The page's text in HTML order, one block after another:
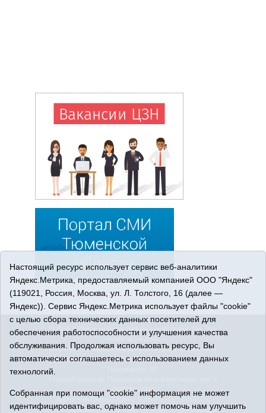
© 2026 Сетевое издание «Ишимская правда». 16+. Все
права защищены.
© При использовании материалов ссылка обязательна.
Адрес редакции: 627750 Тюменская область, г. Ишим, ул.
(34551) 23814
Адрес электронной почты:
IshimPravda-1@obl72.ru
Регистрационный номер СМИ Эл № ФС77-69445 выдано
Настоящий ресурс использует сервис веб-аналитики
Яндекс.Метрика, предоставляемый компанией ООО "Яндекс"
(119021, Россия, Москва, ул. Л. Толстого, 16 (далее —
Яндекс)). Сервис Яндекс.Метрика использует файлы "cookie"
с целью сбора технических данных посетителей для
обеспечения работоспособности и улучшения качества
обслуживания. Продолжая использовать ресурс, Вы
автоматически соглашаетесь с использованием данных
технологий.
Собранная при помощи "cookie" информация не может
идентифицировать вас, однако может помочь нам улучшить